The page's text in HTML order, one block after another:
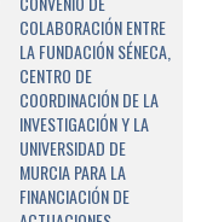
COLABORACIÓN ENTRE
LA FUNDACIÓN SÉNECA,
CENTRO DE
COORDINACIÓN DE LA
INVESTIGACIÓN Y LA
UNIVERSIDAD DE
MURCIA PARA LA
FINANCIACIÓN DE